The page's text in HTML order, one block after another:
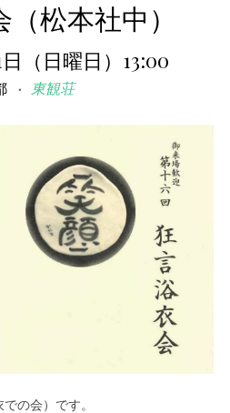
松本社中）
（日曜日）13:00
東観荘
の会）です。